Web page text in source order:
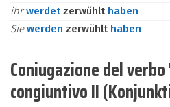
ihrwerdetzerwühlt haben
Siewerden zerwühlt haben
Coniugazione del
congiuntivo II